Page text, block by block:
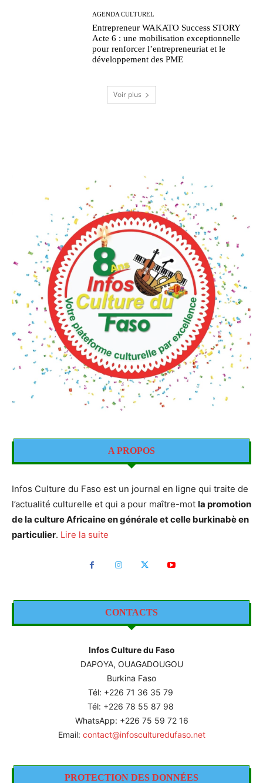
AGENDA CULTUREL
Entrepreneur WAKATO Success STORY
Acte 6 : une mobilisation exceptionnelle
pour renforcer l’entrepreneuriat et le
développement des PME
Voir plus
A PROPOS
Infos Culture du Faso est un journal en ligne qui traite de
l’actualité culturelle et qui a pour maître-mot la promotion
de la culture Africaine en générale et celle burkinabè en
particulier. Lire la suite
CONTACTS
Infos Culture du Faso
DAPOYA, OUAGADOUGOU
Burkina Faso
Tél: +226 71 36 35 79
Tél: +226 78 55 87 98
WhatsApp: +226 75 59 72 16
Email: contact@infosculturedufaso.net
PROTECTION DES DONNÉES